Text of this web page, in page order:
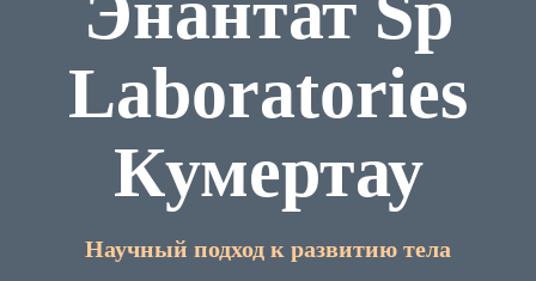
Laboratories
Кумертау
Научный подход к развитию тела